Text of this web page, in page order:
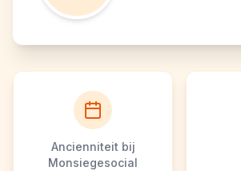
Ancienniteit bij
Monsiegesocial